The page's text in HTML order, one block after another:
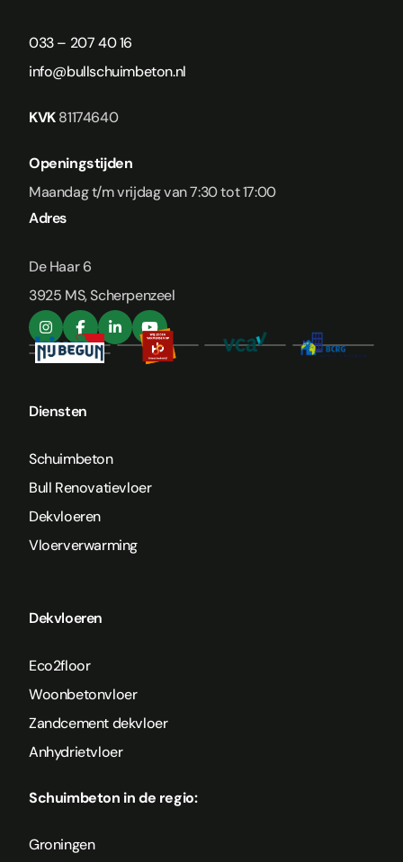
033 – 207 40 16
info@bullschuimbeton.nl
KVK81174640
Openingstijden
Maandag t/m vrijdag van 7:30 tot 17:00
Adres
De Haar 6
3925 MS, Scherpenzeel
Diensten
Schuimbeton
Bull Renovatievloer
Dekvloeren
Vloerverwarming
Dekvloeren
Eco2floor
Woonbetonvloer
Zandcement dekvloer
Anhydrietvloer
Schuimbeton in de regio:
Groningen